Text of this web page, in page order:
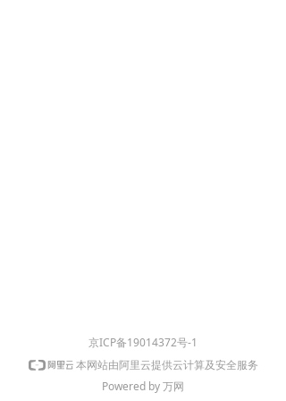
京ICP备19014372号-1
本网站由阿里云提供云计算及安全服务
Powered by 万网